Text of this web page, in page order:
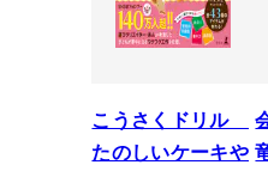
こうさくドリル
たのしいケーキや